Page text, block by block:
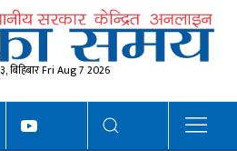
बिहिबार Fri Aug 7 2026